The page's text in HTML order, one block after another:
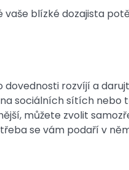
blízké dozajista
rozvíjí a
sociálních sítích nebo
můžete zvolit
se vám podaří v